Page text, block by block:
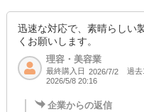
迅速な対応で、素晴らしい
くお願いします。
理容・美容業
最終購入日 2026/7/2 過去
2026/5/8 20:16
企業からの返信